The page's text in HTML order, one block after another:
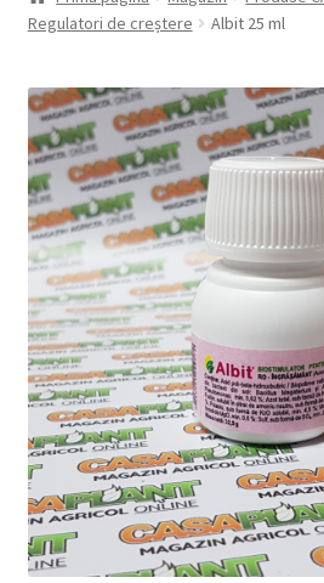
Produse BIO
Igienă publică
Casa și grădina
Sere și solarii
Regulatori de creștere
Albit 25 ml